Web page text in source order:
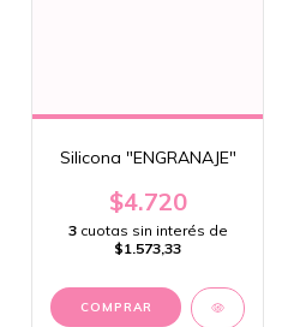
Silicona "ENGRANAJE"
$4.720
3 cuotas sin interés de
$1.573,33